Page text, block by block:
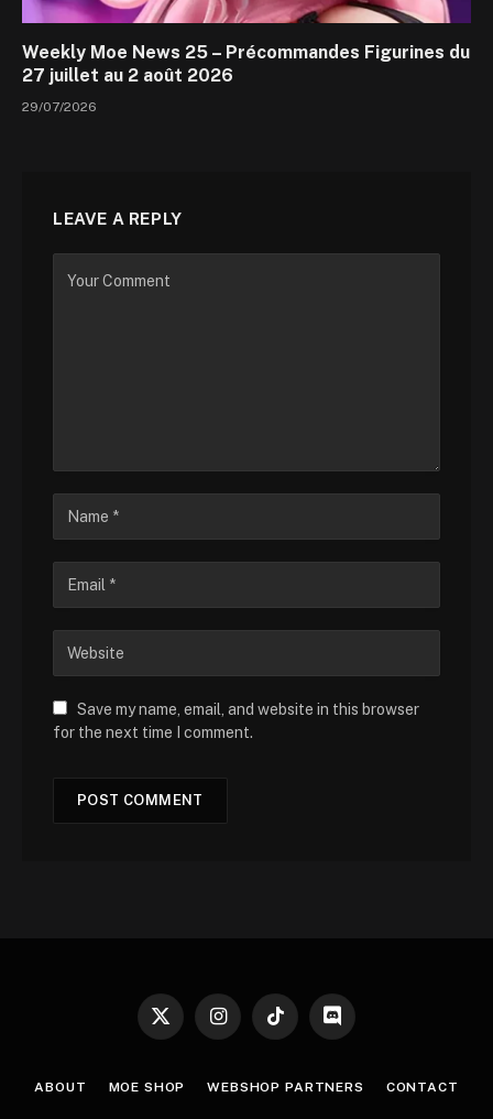
Weekly Moe News 25 – Précommandes Figurines du
27 juillet au 2 août 2026
29/07/2026
LEAVE A REPLY
Save my name, email, and website in this browser
for the next time I comment.
X
InstagramTikTok Discord
ABOUT MOE SHOP WEBSHOP PARTNERS CONTACT